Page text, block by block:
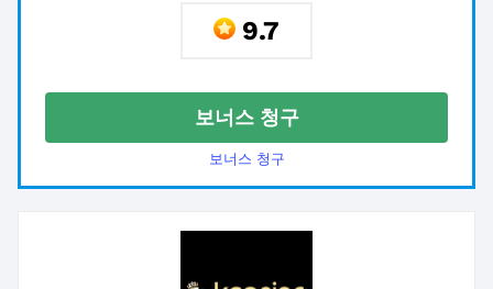
9.7
보너스 청구
보너스 청구